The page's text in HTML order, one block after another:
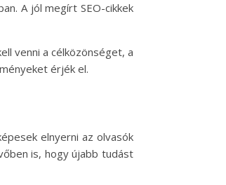
A jól megírt SEO-cikkek
venni a célközönséget, a
érjék el.
elnyerni az olvasók
is, hogy újabb tudást